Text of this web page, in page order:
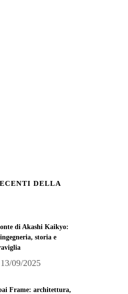
DELLA
di Akashi Kaikyo:
storia e
13/09/2025
Frame: architettura,